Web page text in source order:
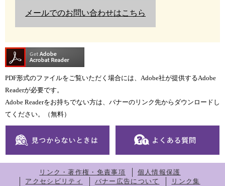
メールでのお問い合わせはこちら
PDF形式のファイルをご覧いただく場合には、Adobe社が提供するAdobe
Readerが必要です。
Adobe Readerをお持ちでない方は、バナーのリンク先からダウンロードし
てください。（無料）
リンク・著作権・免責事項
個人情報保護
アクセシビリティ
バナー広告について リンク集